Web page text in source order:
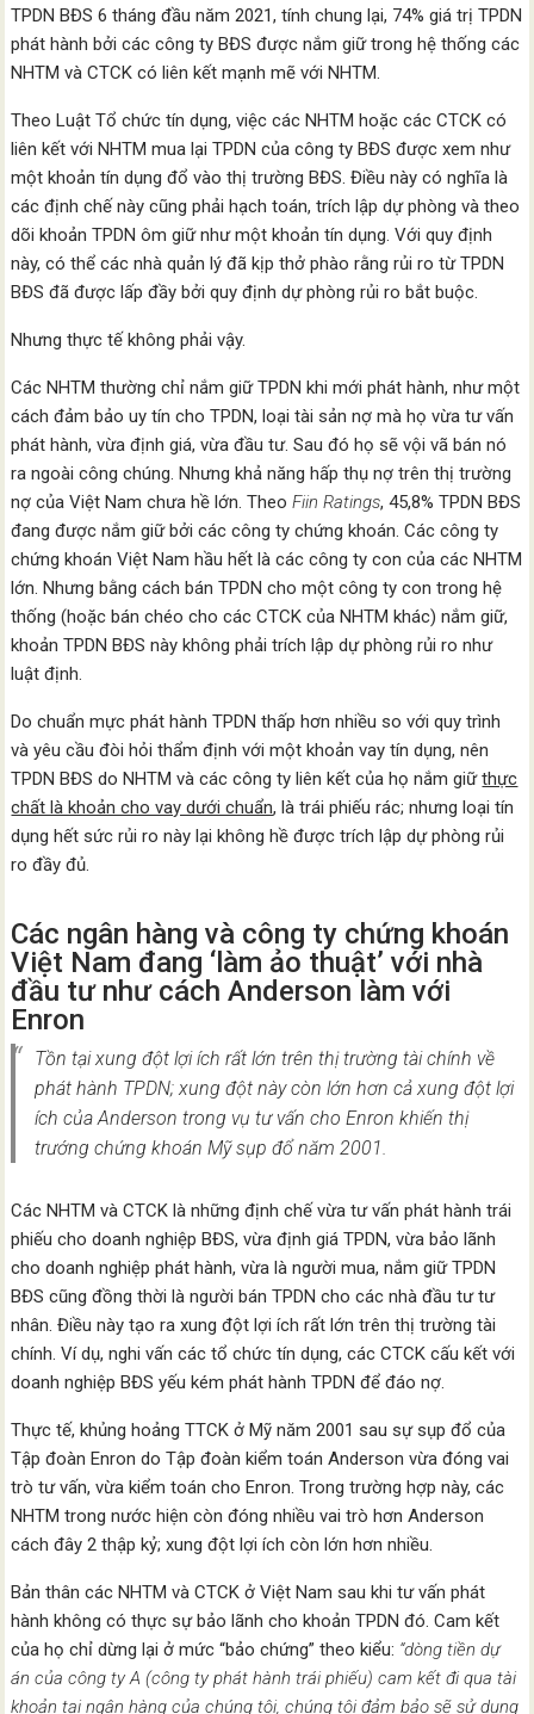
TPDN BĐS 6 tháng đầu năm 2021, tính chung lại, 74% giá trị TPDN
phát hành bởi các công ty BĐS được nắm giữ trong hệ thống các
NHTM và CTCK có liên kết mạnh mẽ với NHTM.
Theo Luật Tổ chức tín dụng, việc các NHTM hoặc các CTCK có
liên kết với NHTM mua lại TPDN của công ty BĐS được xem như
một khoản tín dụng đổ vào thị trường BĐS. Điều này có nghĩa là
các định chế này cũng phải hạch toán, trích lập dự phòng và theo
dõi khoản TPDN ôm giữ như một khoản tín dụng. Với quy định
này, có thể các nhà quản lý đã kịp thở phào rằng rủi ro từ TPDN
BĐS đã được lấp đầy bởi quy định dự phòng rủi ro bắt buộc.
Nhưng thực tế không phải vậy.
Các NHTM thường chỉ nắm giữ TPDN khi mới phát hành, như một
cách đảm bảo uy tín cho TPDN, loại tài sản nợ mà họ vừa tư vấn
phát hành, vừa định giá, vừa đầu tư. Sau đó họ sẽ vội vã bán nó
ra ngoài công chúng. Nhưng khả năng hấp thụ nợ trên thị trường
nợ của Việt Nam chưa hề lớn. TheoFiin Ratings, 45,8% TPDN BĐS
đang được nắm giữ bởi các công ty chứng khoán. Các công ty
chứng khoán Việt Nam hầu hết là các công ty con của các NHTM
lớn. Nhưng bằng cách bán TPDN cho một công ty con trong hệ
thống (hoặc bán chéo cho các CTCK của NHTM khác) nắm giữ,
khoản TPDN BĐS này không phải trích lập dự phòng rủi ro như
luật định.
Do chuẩn mực phát hành TPDN thấp hơn nhiều so với quy trình
và yêu cầu đòi hỏi thẩm định với một khoản vay tín dụng, nên
TPDN BĐS do NHTM và các công ty liên kết của họ nắm giữthực
chất là khoản cho vay dưới chuẩn, là trái phiếu rác; nhưng loại tín
dụng hết sức rủi ro này lại không hề được trích lập dự phòng rủi
ro đầy đủ.
Các ngân hàng và công ty chứng khoán
Việt Nam đang ‘làm ảo thuật’ với nhà
đầu tư như cách Anderson làm với
Enron
Tồn tại xung đột lợi ích rất lớn trên thị trường tài chính về
phát hành TPDN; xung đột này còn lớn hơn cả xung đột lợi
ích của Anderson trong vụ tư vấn cho Enron khiến thị
trướng chứng khoán Mỹ sụp đổ năm 2001.
Các NHTM và CTCK là những định chế vừa tư vấn phát hành trái
phiếu cho doanh nghiệp BĐS, vừa định giá TPDN, vừa bảo lãnh
cho doanh nghiệp phát hành, vừa là người mua, nắm giữ TPDN
BĐS cũng đồng thời là người bán TPDN cho các nhà đầu tư tư
nhân. Điều này tạo ra xung đột lợi ích rất lớn trên thị trường tài
chính. Ví dụ, nghi vấn các tổ chức tín dụng, các CTCK cấu kết với
doanh nghiệp BĐS yếu kém phát hành TPDN để đáo nợ.
Thực tế, khủng hoảng TTCK ở Mỹ năm 2001 sau sự sụp đổ của
Tập đoàn Enron do Tập đoàn kiểm toán Anderson vừa đóng vai
trò tư vấn, vừa kiểm toán cho Enron. Trong trường hợp này, các
NHTM trong nước hiện còn đóng nhiều vai trò hơn Anderson
cách đây 2 thập kỷ; xung đột lợi ích còn lớn hơn nhiều.
Bản thân các NHTM và CTCK ở Việt Nam sau khi tư vấn phát
hành không có thực sự bảo lãnh cho khoản TPDN đó. Cam kết
của họ chỉ dừng lại ở mức “bảo chứng” theo kiểu: “dòng tiền dự
án của công ty A (công ty phát hành trái phiếu) cam kết đi qua tài
khoản tại ngân hàng của chúng tôi, chúng tôi đảm bảo sẽ sử dụng